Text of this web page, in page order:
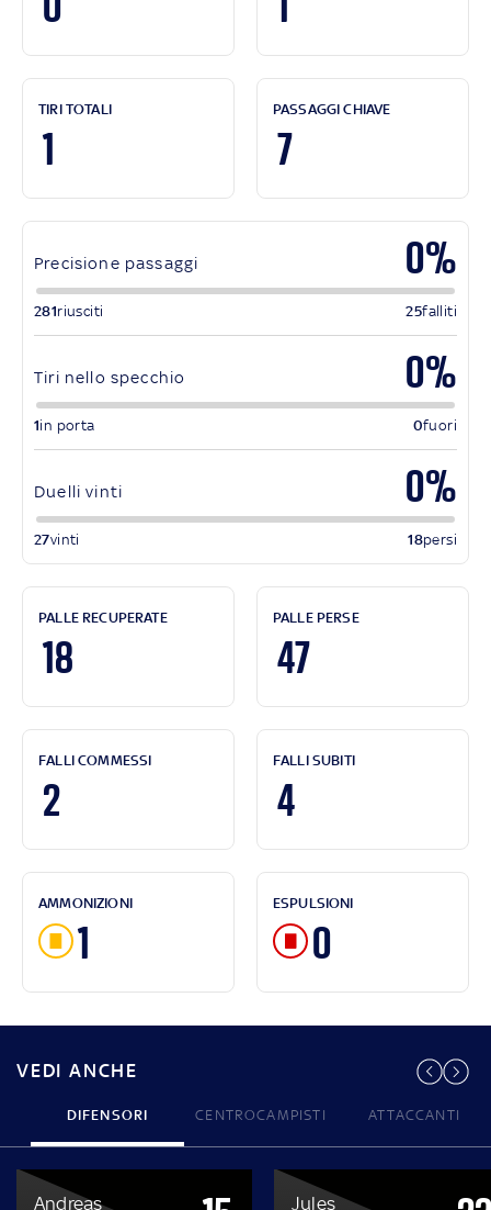
TIRI TOTALI
1
PASSAGGI CHIAVE
7
Precisione passaggi 0%
281riusciti 25falliti
Tiri nello specchio 0%
1in porta 0fuori
Duelli vinti 0%
27vinti 18persi
PALLE RECUPERATE
18
PALLE PERSE
47
FALLI COMMESSI
2
FALLI SUBITI
4
AMMONIZIONI
1
ESPULSIONI
0
VEDI ANCHE
DIFENSORI CENTROCAMPISTI ATTACCANTI
Andreas Jules